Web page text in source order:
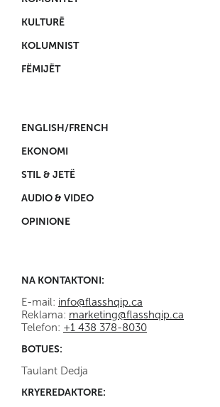
KULTURË
KOLUMNIST
FËMIJËT
ENGLISH/FRENCH
EKONOMI
STIL & JETË
AUDIO & VIDEO
OPINIONE
NA KONTAKTONI:
E-mail: info@flasshqip.ca
Reklama: marketing@flasshqip.ca
Telefon: +1 438 378-8030
BOTUES:
Taulant Dedja
KRYEREDAKTORE: